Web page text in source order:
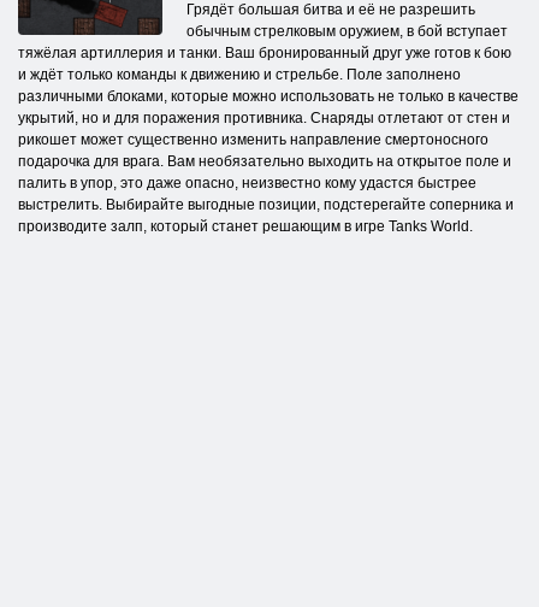
Грядёт большая битва и её не разрешить
обычным стрелковым оружием, в бой вступает
тяжёлая артиллерия и танки. Ваш бронированный друг уже готов к бою
и ждёт только команды к движению и стрельбе. Поле заполнено
различными блоками, которые можно использовать не только в качестве
укрытий, но и для поражения противника. Снаряды отлетают от стен и
рикошет может существенно изменить направление смертоносного
подарочка для врага. Вам необязательно выходить на открытое поле и
палить в упор, это даже опасно, неизвестно кому удастся быстрее
выстрелить. Выбирайте выгодные позиции, подстерегайте соперника и
производите залп, который станет решающим в игре Tanks World.